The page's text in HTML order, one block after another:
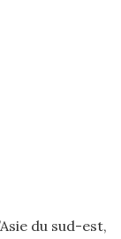
du sud-est,